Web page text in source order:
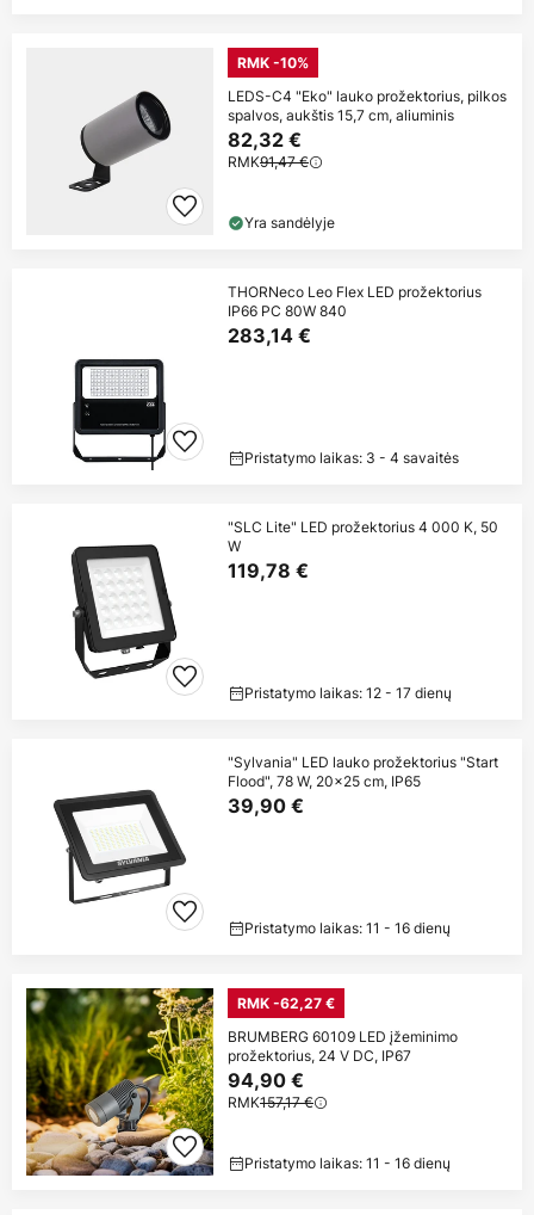
RMK -10%
LEDS-C4 "Eko" lauko prožektorius, pilkos
spalvos, aukštis 15,7 cm, aliuminis
82,32 €
RMK91,47 €
Yra sandėlyje
THORNeco Leo Flex LED prožektorius
IP66 PC 80W 840
283,14 €
Pristatymo laikas: 3 - 4 savaitės
"SLC Lite" LED prožektorius 4 000 K, 50
W
119,78 €
Pristatymo laikas: 12 - 17 dienų
"Sylvania" LED lauko prožektorius "Start
Flood", 78 W, 20x25 cm, IP65
39,90 €
Pristatymo laikas: 11 - 16 dienų
RMK -62,27 €
BRUMBERG 60109 LED įžeminimo
prožektorius, 24 V DC, IP67
94,90 €
RMK157,17 €
Pristatymo laikas: 11 - 16 dienų